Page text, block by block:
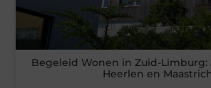
Begeleid Wonen in Zuid-Limburg:
Heerlen en